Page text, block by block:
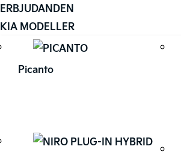
ERBJUDANDEN
KIA MODELLER
Picanto